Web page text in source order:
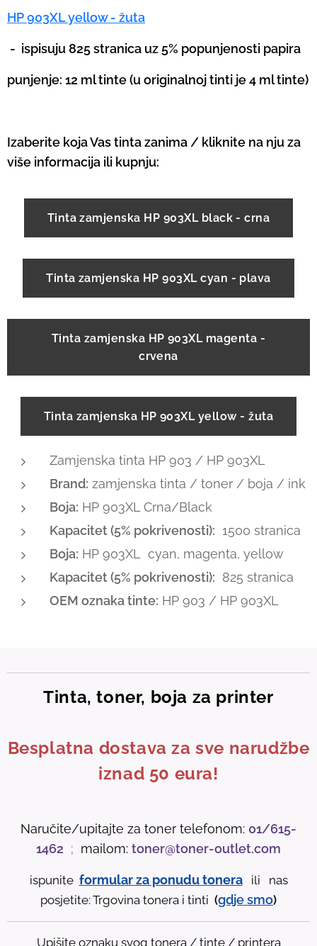
HP 903XL yellow - žuta
- ispisuju 825 stranica uz 5% popunjenosti papira
punjenje: 12 ml tinte (u originalnoj tinti je 4 ml tinte)
Izaberite koja Vas tinta zanima / kliknite na nju za
više informacija ili kupnju:
Tinta zamjenska HP 903XL black - crna
Tinta zamjenska HP 903XL cyan - plava
Tinta zamjenska HP 903XL magenta -
crvena
Tinta zamjenska HP 903XL yellow - žuta
Zamjenska tinta HP 903 / HP 903XL
Brand: zamjenska tinta / toner / boja / ink
Boja: HP 903XL Crna/Black
Kapacitet (5% pokrivenosti): 1500 stranica
Boja: HP 903XL cyan, magenta, yellow
Kapacitet (5% pokrivenosti): 825 stranica
OEM oznaka tinte: HP 903 / HP 903XL
Tinta, toner, boja za printer
Besplatna dostava za sve narudžbe
iznad 50 eura!
Naručite/upitajte za toner telefonom: 01/615-
1462 ; mailom: toner@toner-outlet.com
ispunite formular za ponudu tonera
ili nas
posjetite: Trgovina tonera i tinti (gdjesmo)
Upišite oznaku svog tonera / tinte / printera